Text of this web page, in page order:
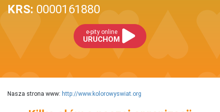
KRS: 0000161880
e-pity online
URUCHOM
Nasza strona www: http://www.kolorowyswiat.org